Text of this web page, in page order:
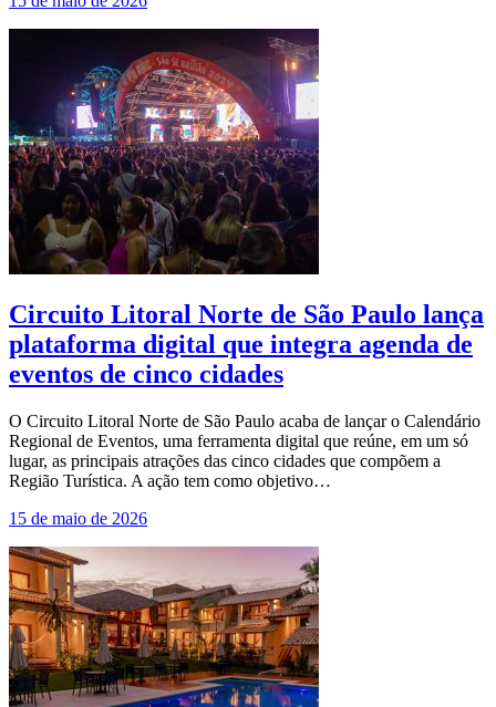
Circuito Litoral Norte de São Paulo lança
plataforma digital que integra agenda de
eventos de cinco cidades
O Circuito Litoral Norte de São Paulo acaba de lançar o Calendário
Regional de Eventos, uma ferramenta digital que reúne, em um só
lugar, as principais atrações das cinco cidades que compõem a
Região Turística. A ação tem como objetivo…
15 de maio de 2026